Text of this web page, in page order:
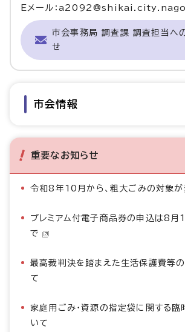
Eメール：
市会事務局 調査課 調査担当へ
せ
市会情報
重要なお知らせ
令和8年10月から、粗大ごみの対象が
プレミアム付電子商品券の申込は8月
で
最高裁判決を踏まえた生活保護費等
て
家庭用ごみ・資源の指定袋に関する臨
いて